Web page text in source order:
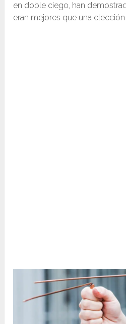
en doble ciego, han
eran mejores que una elección